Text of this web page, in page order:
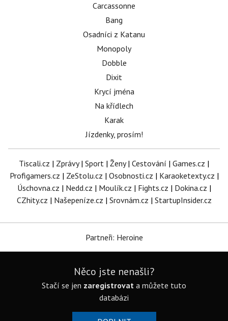
Carcassonne
Bang
Osadníci z Katanu
Monopoly
Dobble
Dixit
Krycí jména
Na křídlech
Karak
Jízdenky, prosím!
Tiscali.cz | Zprávy| Sport | Ženy| Cestování | Games.cz |
Profigamers.cz | ZeStolu.cz | Osobnosti.cz | Karaoketexty.cz |
Úschovna.cz | Nedd.cz | Moulík.cz | Fights.cz | Dokina.cz |
CZhity.cz | Našepeníze.cz | Srovnám.cz | StartupInsider.cz
Partneři: Heroine
Něco jste nenašli?
Stačí se jen zaregistrovat a můžete tuto
databázi